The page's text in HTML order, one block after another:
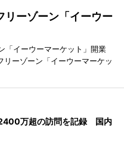
リーゾーン「イーウー
「イーウーマーケット」開業
ーゾーン「イーウーマーケッ
2400万超の訪問を記録 国内